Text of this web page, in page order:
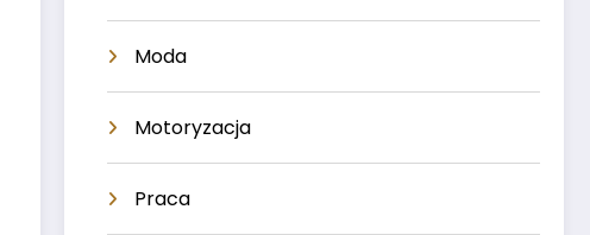
Moda
Motoryzacja
Praca